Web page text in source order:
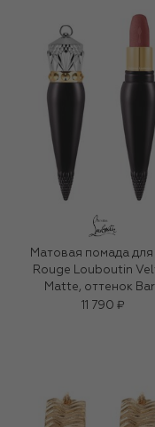
Матовая помада для
Rouge Louboutin
Matte, оттенок
Rococotte
11 790 ₽